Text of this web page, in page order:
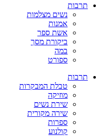
תרבות
נשים מצלמות
אמנות
אשת ספר
ביקורת מסך
במה
ספורט
תרבות
טבלת המבקרות
מוזיקה
שירת נשים
שירה מקורית
ספרות
קולנוע